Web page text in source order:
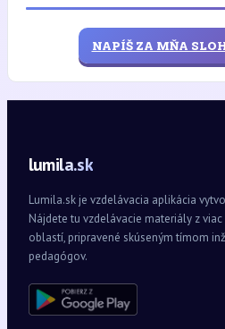
NAPÍŠ ZA MŇA
lumila.sk
Lumila.sk je vzdelávacia aplikácia
Nájdete tu vzdelávacie materiály z
oblastí, pripravené skúseným tímom
pedagógov.